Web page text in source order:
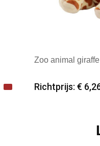
Zoo animal
Richtprijs: €